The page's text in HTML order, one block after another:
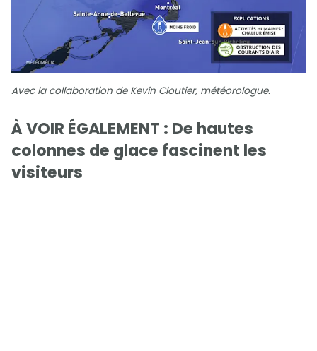
Avec la collaboration de Kevin Cloutier, météorologue.
À VOIR ÉGALEMENT : De hautes
colonnes de glace fascinent les
visiteurs